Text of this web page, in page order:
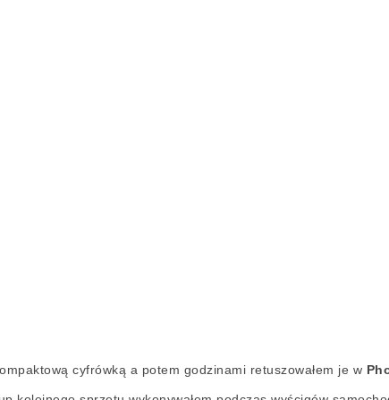
cyfrówką a potem godzinami retuszowałem je w